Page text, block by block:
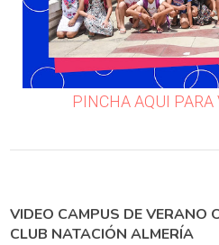
PINCHA AQUI PARA
VIDEO CAMPUS DE VERANO
CLUB NATACIÓN ALMERÍA